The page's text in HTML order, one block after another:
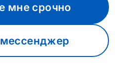
мне срочно